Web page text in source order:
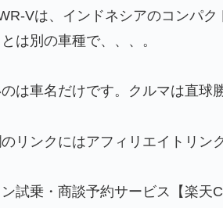
Vは、インドネシアのコンパ
は別の車種で、、、。
は車名だけです。クルマは直球
リンクにはアフィリエイトリン
試乗・商談予約サービス【楽天